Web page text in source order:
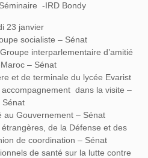
-IRD Bondy
23 janvier
socialiste – Sénat
interparlementaire d’amitié
– Sénat
et de terminale du lycée Evarist
dans la visite –
Sénat
au Gouvernement – Sénat
de la Défense et des
de coordination – Sénat
de santé sur la lutte contre